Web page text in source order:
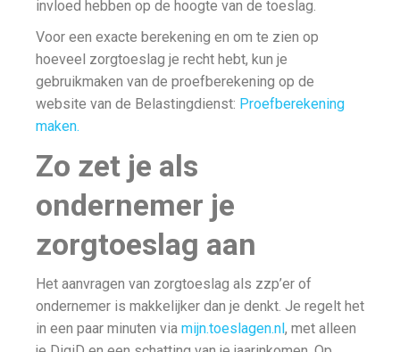
invloed hebben op de hoogte van de toeslag.
Voor een exacte berekening en om te zien op
hoeveel zorgtoeslag je recht hebt, kun je
gebruikmaken van de proefberekening op de
website van de Belastingdienst: Proefberekening
maken.
Zo zet je als
ondernemer je
zorgtoeslag aan
Het aanvragen van zorgtoeslag als zzp’er of
ondernemer is makkelijker dan je denkt. Je regelt het
in een paar minuten via mijn.toeslagen.nl , met alleen